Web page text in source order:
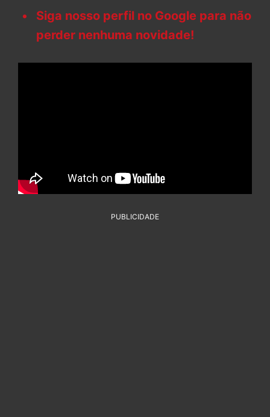
Siga nosso perfil no Google para não
perder nenhuma novidade!
PUBLICIDADE